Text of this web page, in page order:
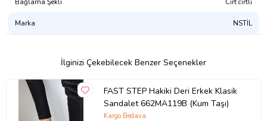
Bağlama Şekli Cırt cırtlı
Marka NSTİL
İlginizi Çekebilecek Benzer Seçenekler
FAST STEP Hakiki Deri Erkek Klasik
Sandalet 662MA119B (Kum Taşı)
Kargo Bedava